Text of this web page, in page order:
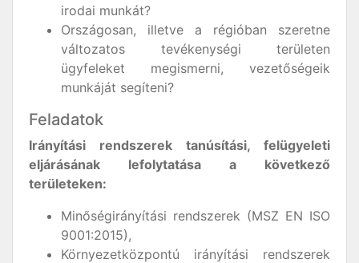
irodai munkát?
Országosan, illetve a régióban szeretne
változatos tevékenységi területen
ügyfeleket megismerni, vezetőségeik
munkáját segíteni?
Feladatok
Irányítási rendszerek tanúsítási, felügyeleti
eljárásának lefolytatása a következő
területeken:
Minőségirányítási rendszerek (MSZ EN ISO
9001:2015),
Környezetközpontú irányítási rendszerek